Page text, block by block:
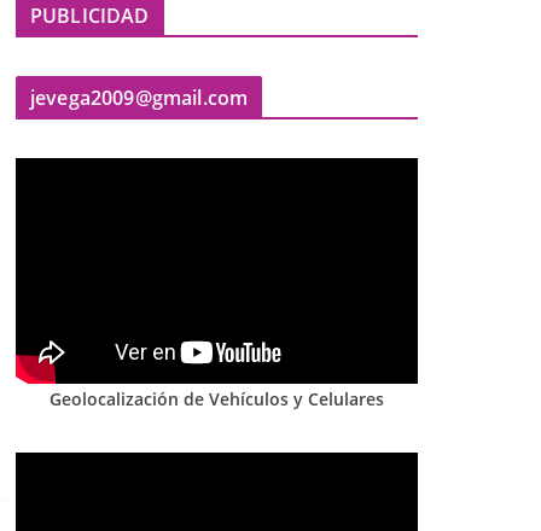
PUBLICIDAD
jevega2009@gmail.com
Geolocalización de Vehículos y Celulares